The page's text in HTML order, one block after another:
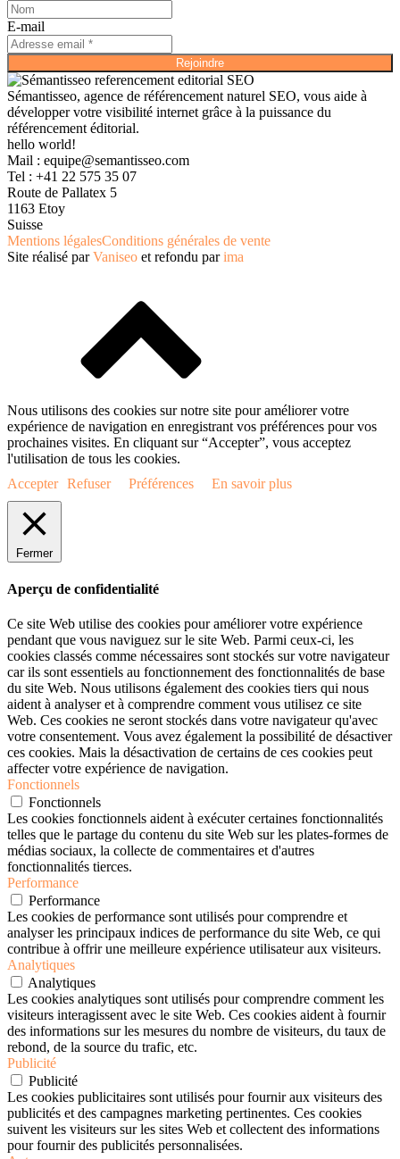
E-mail
Rejoindre
Sémantisseo, agence de référencement naturel SEO, vous aide à
développer votre visibilité internet grâce à la puissance du
référencement éditorial.
hello world!
Mail : equipe@semantisseo.com
Tel : +41 22 575 35 07
Route de Pallatex 5
1163 Etoy
Suisse
Mentions légalesConditions générales de vente
Site réalisé parVaniseo et refondu parima
Nous utilisons des cookies sur notre site pour améliorer votre
expérience de navigation en enregistrant vos préférences pour vos
prochaines visites. En cliquant sur “Accepter”, vous acceptez
l'utilisation de tous les cookies.
Accepter Refuser Préférences En savoir plus
Fermer
Aperçu de confidentialité
Ce site Web utilise des cookies pour améliorer votre expérience
pendant que vous naviguez sur le site Web. Parmi ceux-ci, les
cookies classés comme nécessaires sont stockés sur votre navigateur
car ils sont essentiels au fonctionnement des fonctionnalités de base
du site Web. Nous utilisons également des cookies tiers qui nous
aident à analyser et à comprendre comment vous utilisez ce site
Web. Ces cookies ne seront stockés dans votre navigateur qu'avec
votre consentement. Vous avez également la possibilité de désactiver
ces cookies. Mais la désactivation de certains de ces cookies peut
affecter votre expérience de navigation.
Fonctionnels
Fonctionnels
Les cookies fonctionnels aident à exécuter certaines fonctionnalités
telles que le partage du contenu du site Web sur les plates-formes de
médias sociaux, la collecte de commentaires et d'autres
fonctionnalités tierces.
Performance
Performance
Les cookies de performance sont utilisés pour comprendre et
analyser les principaux indices de performance du site Web, ce qui
contribue à offrir une meilleure expérience utilisateur aux visiteurs.
Analytiques
Analytiques
Les cookies analytiques sont utilisés pour comprendre comment les
visiteurs interagissent avec le site Web. Ces cookies aident à fournir
des informations sur les mesures du nombre de visiteurs, du taux de
rebond, de la source du trafic, etc.
Publicité
Publicité
Les cookies publicitaires sont utilisés pour fournir aux visiteurs des
publicités et des campagnes marketing pertinentes. Ces cookies
suivent les visiteurs sur les sites Web et collectent des informations
pour fournir des publicités personnalisées.